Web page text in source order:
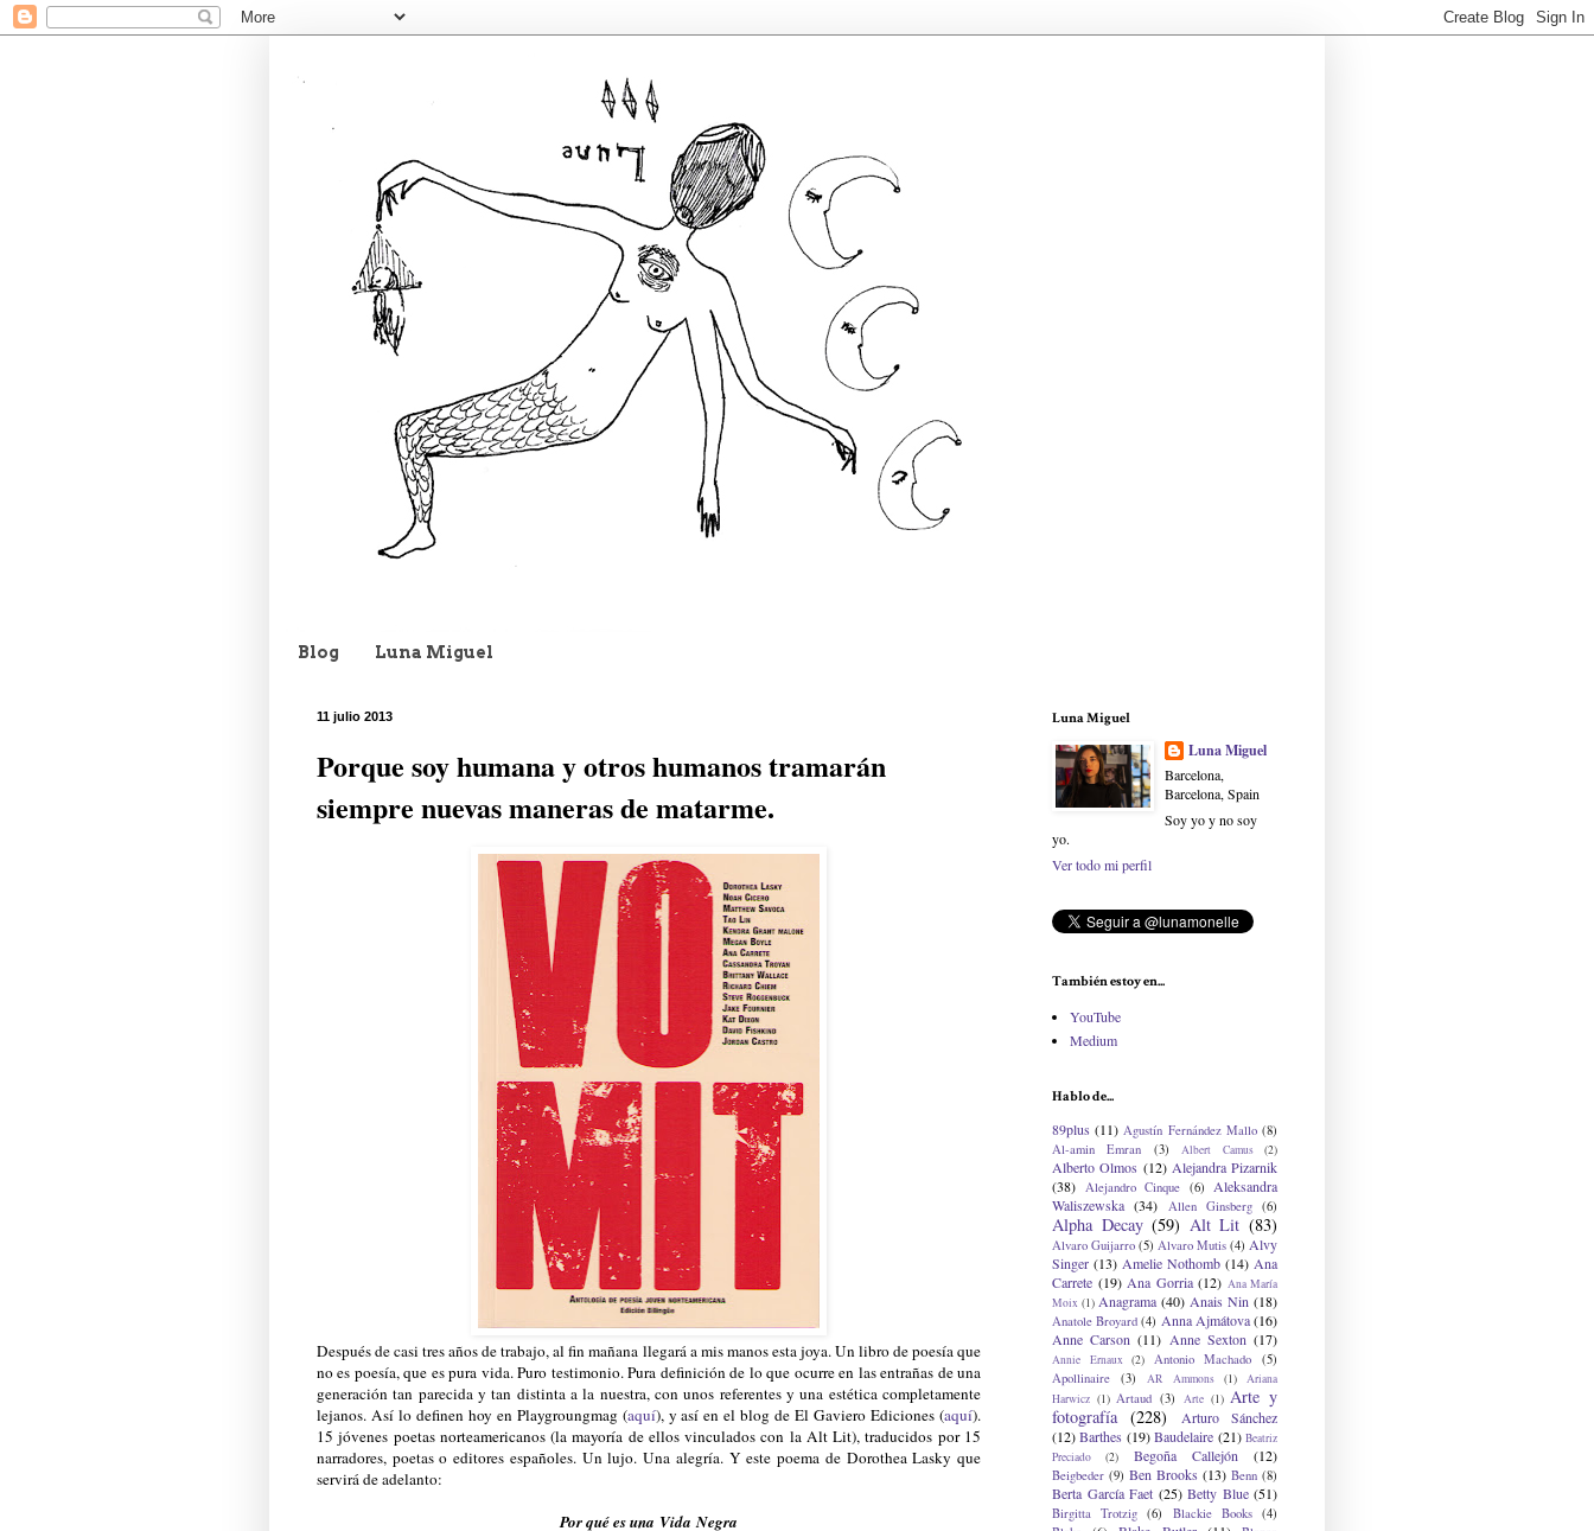
Blog Luna Miguel
11 julio 2013
Porque soy humana y otros humanos tramarán
siempre nuevas maneras de matarme.
Después de casi tres años de trabajo, al fin mañana llegará a mis manos esta joya. Un libro de poesía que
no es poesía, que es pura vida. Puro testimonio. Pura definición de lo que ocurre en las entrañas de una
generación tan parecida y tan distinta a la nuestra, con unos referentes y una estética completamente
lejanos. Así lo definen hoy en Playgroungmag (aquí), y así en el blog de El Gaviero Ediciones (aquí).
15 jóvenes poetas norteamericanos (la mayoría de ellos vinculados con la Alt Lit), traducidos por 15
narradores, poetas o editores españoles. Un lujo. Una alegría. Y este poema de Dorothea Lasky que
servirá de adelanto:
Por qué es una Vida Negra
Luna Miguel
Luna Miguel
Barcelona,
Barcelona, Spain
Soy yo y no soy
yo.
Ver todo mi perfil
También estoy en...
YouTube
Medium
Hablo de...
89plus (11) Agustín Fernández Mallo (8)
Al-amin Emran
(3) Albert Camus (2)
Alberto Olmos (12) Alejandra Pizarnik
(38)
Alejandro Cinque (6)
Aleksandra
Waliszewska (34) Allen Ginsberg (6)
Alpha Decay (59) Alt Lit (83)
Alvaro Guijarro (5) Alvaro Mutis (4) Alvy
Singer (13) Amelie Nothomb (14) Ana
Carrete (19) Ana Gorria (12) Ana María
Moix (1) Anagrama (40) Anais Nin (18)
Anatole Broyard (4) Anna Ajmátova (16)
Anne Carson (11) Anne Sexton (17)
Annie Ernaux (2) Antonio Machado
(5)
Apollinaire
(3) AR Ammons (1)
Ariana
Harwicz (1) Artaud (3) Arte (1) Arte y
fotografía (228)
Arturo Sánchez
(12) Barthes (19) Baudelaire (21) Beatriz
Preciado
(2) Begoña Callejón (12)
Beigbeder (9) Ben Brooks (13) Benn (8)
Berta García Faet (25) Betty Blue (51)
Birgitta Trotzig (6) Blackie Books (4)